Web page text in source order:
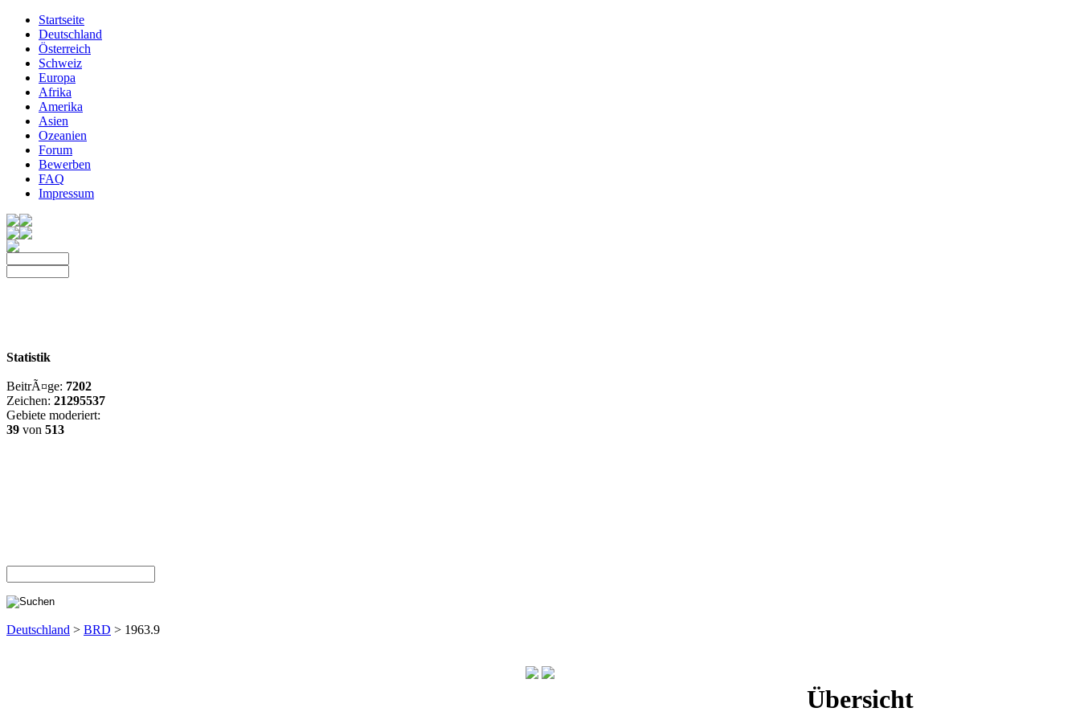
Startseite
Deutschland
Österreich
Schweiz
Europa
Afrika
Amerika
Asien
Ozeanien
Forum
Bewerben
FAQ
Impressum
Statistik
BeitrÃ¤ge: 7202
Zeichen: 21295537
Gebiete moderiert:
39 von 513
Deutschland > BRD > 1963.9
Übersicht